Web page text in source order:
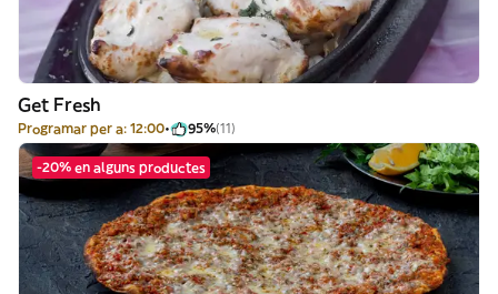
Get Fresh
Programar per a: 12:00 95%(11)
-20% en alguns productes